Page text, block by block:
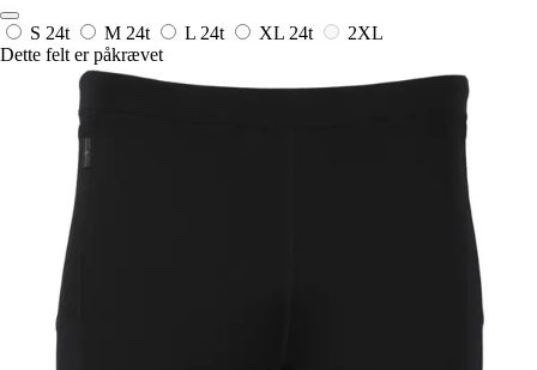
S 24t M 24t L 24t XL 24t
2XL
Dette felt er påkrævet